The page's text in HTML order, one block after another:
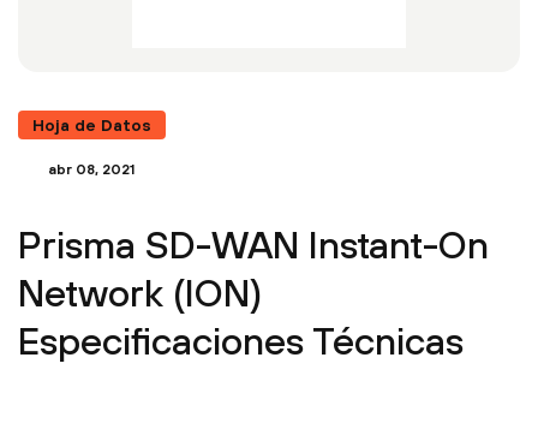
Hoja de Datos
abr 08, 2021
Prisma SD-WAN Instant-On
Network (ION)
Especificaciones Técnicas